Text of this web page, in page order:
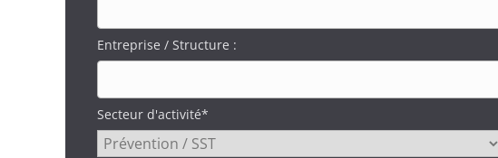
Entreprise / Structure :
Secteur d'activité*